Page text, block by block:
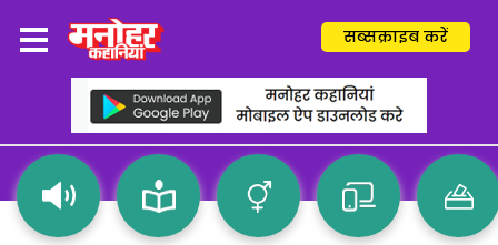
सब्सक्राइब करें